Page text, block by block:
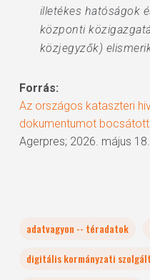
illetékes hatóságok
központi
közjegyzők)
Forrás:
Az országos kataszteri
dokumentumot
Agerpres; 2026. május 18.
adatvagyon -- téradatok
digitális kormányzati